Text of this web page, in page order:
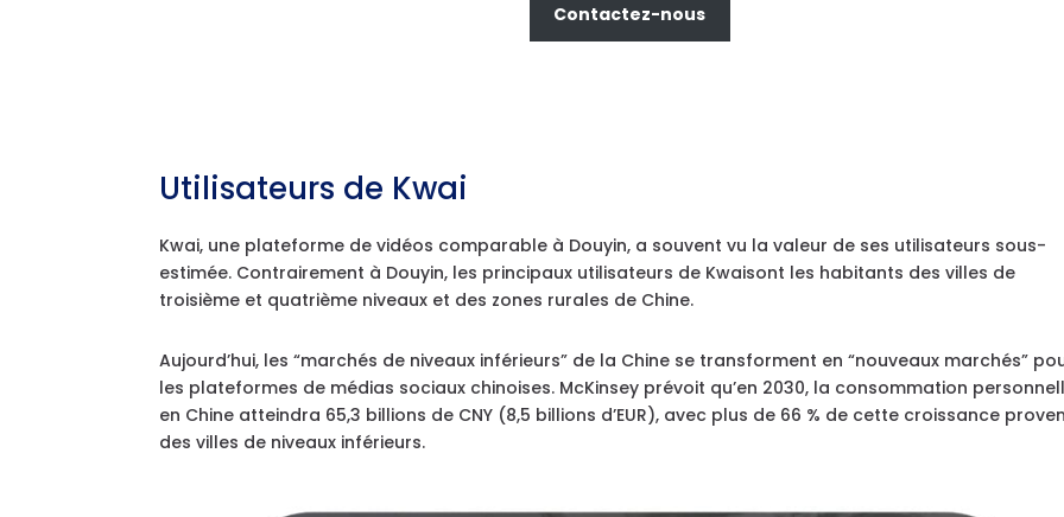
Contactez-nous
Utilisateurs de Kwai
Kwai, une plateforme de vidéos comparable à Douyin, a souvent vu la valeur de ses utilisateurs sous-
estimée. Contrairement à Douyin, les principaux utilisateurs de Kwaisont les habitants des villes de
troisième et quatrième niveaux et des zones rurales de Chine.
Aujourd’hui, les “marchés de niveaux inférieurs” de la Chine se transforment en “nouveaux marchés”
les plateformes de médias sociaux chinoises. McKinsey prévoit qu’en 2030, la consommation
en Chine atteindra 65,3 billions de CNY (8,5 billions d’EUR), avec plus de 66 % de cette croissance
des villes de niveaux inférieurs.